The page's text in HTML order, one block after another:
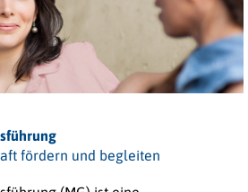
fördern und begleiten